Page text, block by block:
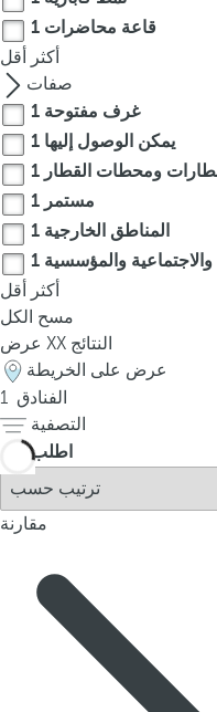
p
o
p
u
p
.
قاعة محاضرات 1
أكثر
أقل
صفات
غرف مفتوحة 1
يمكن الوصول إليها 1
ومحطات القطار 1
مستمر 1
المناطق الخارجية 1
والمؤسسية 1
أكثر
أقل
مسح الكل
XX النتائج
عرض على الخريطة
1 الفنادق
التصفية
اطلب
مقارنة